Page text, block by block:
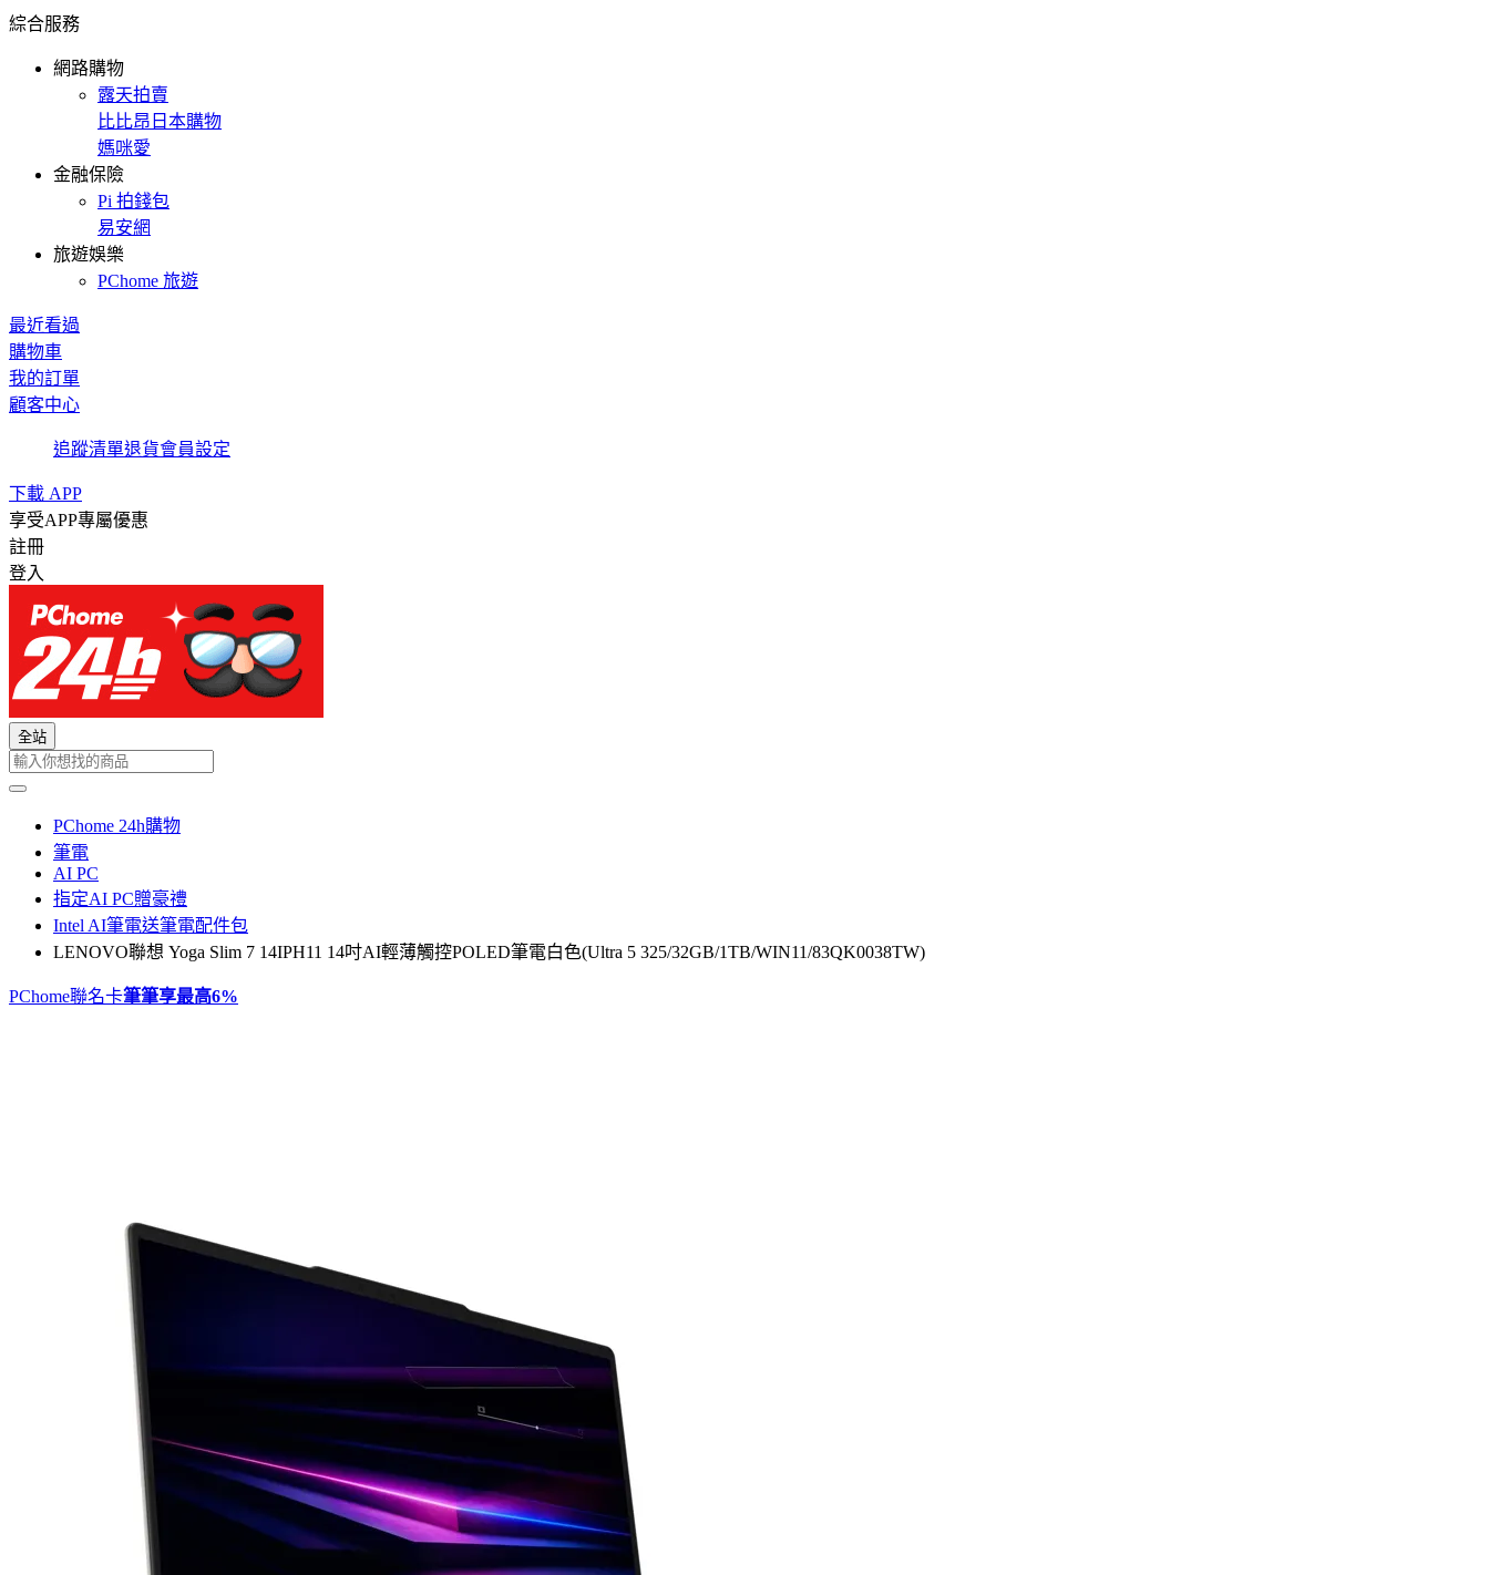
綜合服務
網路購物
露天拍賣
比比昂日本購物
媽咪愛
金融保險
Pi 拍錢包
易安網
旅遊娛樂
PChome 旅遊
最近看過
購物車
我的訂單
顧客中心
追蹤清單退貨會員設定
下載 APP
享受APP專屬優惠
註冊
登入
全站
PChome 24h購物
筆電
AI PC
指定AI PC贈豪禮
Intel AI筆電送筆電配件包
LENOVO聯想 Yoga Slim 7 14IPH11 14吋AI輕薄觸控POLED筆電白色(Ultra 5 325/32GB/1TB/WIN11/83QK0038TW)
PChome聯名卡筆筆享最高6%